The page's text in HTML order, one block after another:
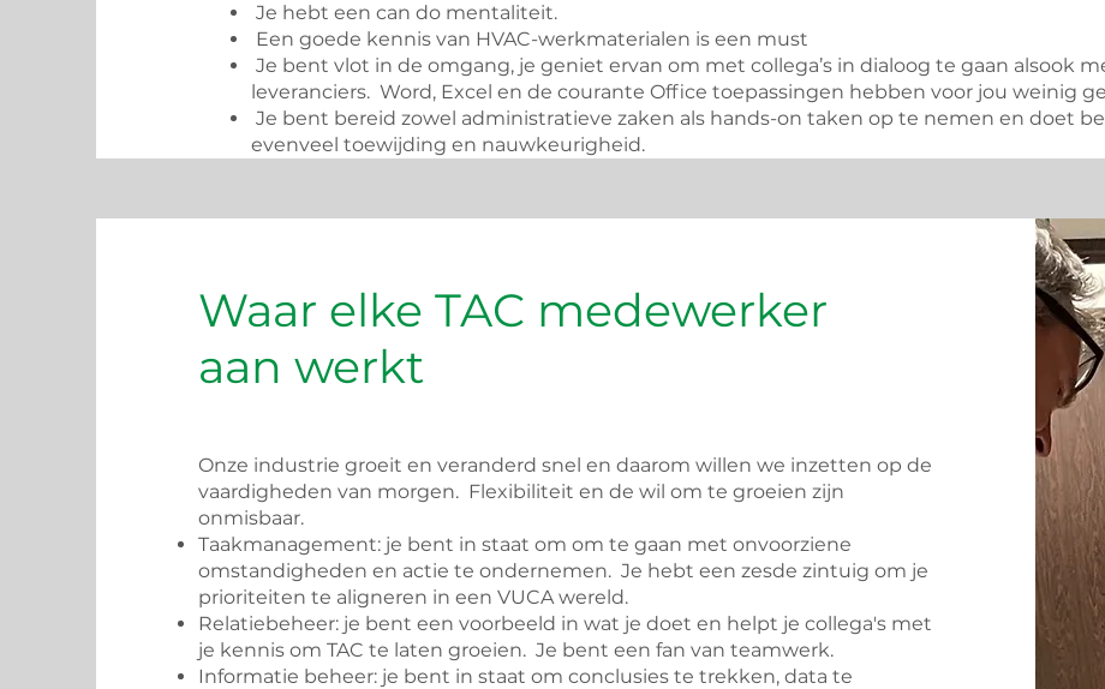
Je hebt een can do mentaliteit.
Een goede kennis van HVAC-werkmaterialen is een must
Je bent vlot in de omgang, je geniet ervan om met collega’s in dialoog te gaan alsook
leveranciers. Word, Excel en de courante Office toepassingen hebben voor jou weinig
Je bent bereid zowel administratieve zaken als hands-on taken op te nemen en doet
evenveel toewijding en nauwkeurigheid.
Waar elke TAC medewerker
aan werkt
Onze industrie groeit en veranderd snel en daarom willen we inzetten op de
vaardigheden van morgen. Flexibiliteit en de wil om te groeien zijn
onmisbaar.
Taakmanagement: je bent in staat om om te gaan met onvoorziene
omstandigheden en actie te ondernemen. Je hebt een zesde zintuig om je
prioriteiten te aligneren in eenVUCAwereld.
Relatiebeheer: je bent een voorbeeld in wat je doet en helpt je collega's met
je kennis om TAC te laten groeien. Je bent een fan van teamwerk.
Informatie beheer: je bent in staat om conclusies te trekken, data te